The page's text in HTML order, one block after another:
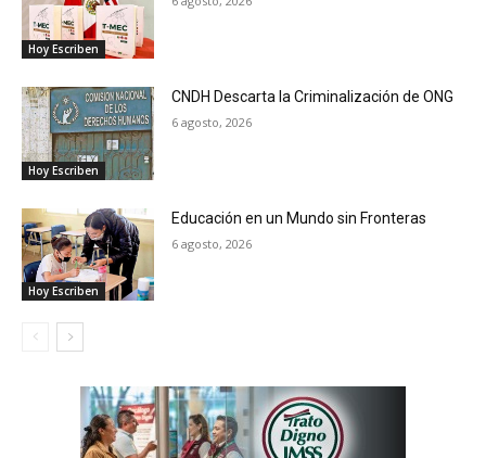
Hoy Escriben
Hoy Escriben
CNDH Descarta la Criminalización de ONG
6 agosto, 2026
Hoy Escriben
Educación en un Mundo sin Fronteras
6 agosto, 2026